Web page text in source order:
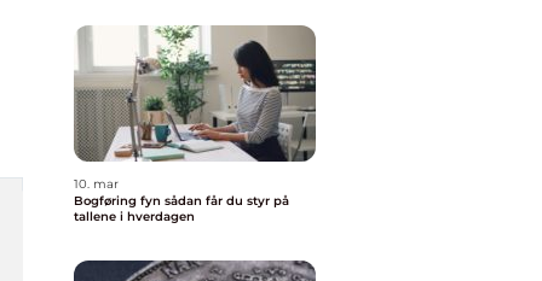
10. mar
Bogføring fyn sådan får du styr på
tallene i hverdagen